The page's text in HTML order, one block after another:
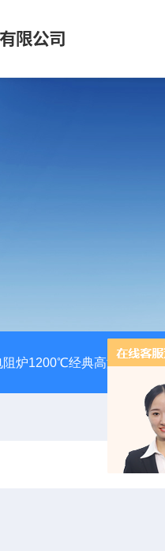
阻炉1200℃经典高温马弗炉